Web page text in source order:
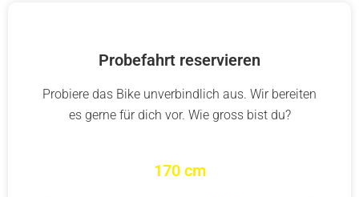
Probefahrt reservieren
Probiere das Bike unverbindlich aus. Wir bereiten
es gerne für dich vor. Wie gross bist du?
170 cm